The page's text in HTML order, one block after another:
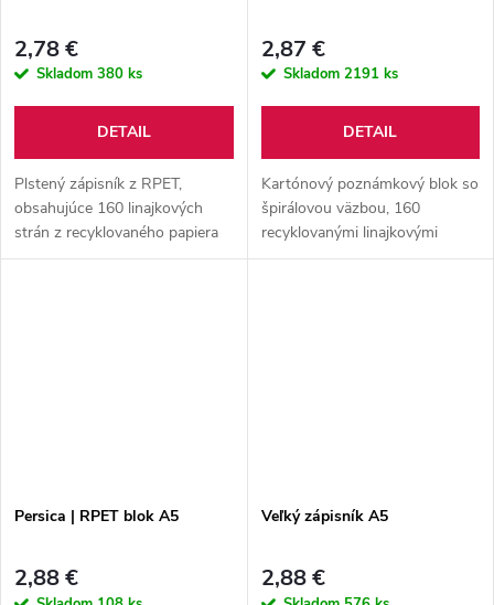
2,78 €
Skladom 380 ks
DETAIL
Plstený zápisník z RPET,
obsahujúce 160 linajkových
strán z recyklovaného papiera
so špirálovou väzbou a pútkom
2,87 €
Skladom 2191 ks
DETAIL
Kartónový poznámkový blok so
špirálovou väzbou, 160
recyklovanými linajkovými
stranami, pútkom na pero a
Persica | RPET blok A5
2,88 €
Veľký zápisník A5
2,88 €